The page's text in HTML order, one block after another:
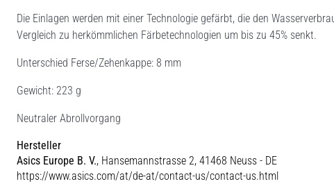
Die Einlagen werden mit einer Technologie gefärbt, die den
Vergleich zu herkömmlichen Färbetechnologien um bis zu 45% senkt.
Unterschied Ferse/Zehenkappe: 8 mm
Gewicht: 223 g
Neutraler Abrollvorgang
Hersteller
Asics Europe B. V., Hansemannstrasse 2, 41468 Neuss - DE
https://www.asics.com/at/de-at/contact-us/contact-us.html